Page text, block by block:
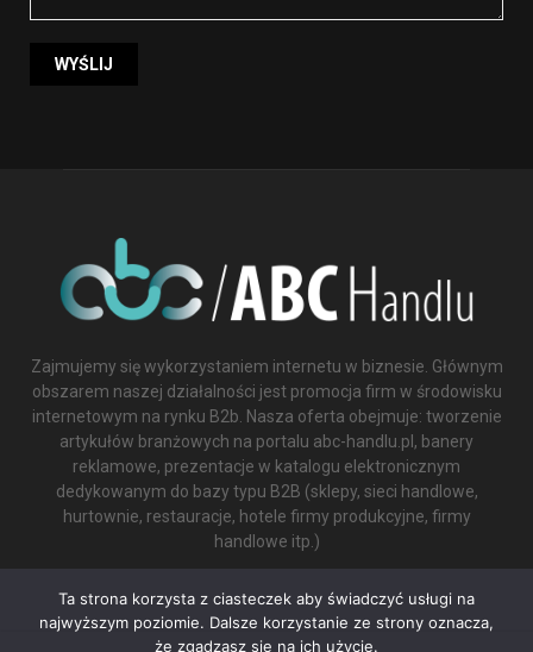
Zajmujemy się wykorzystaniem internetu w biznesie. Głównym
obszarem naszej działalności jest promocja firm w środowisku
internetowym na rynku B2b. Nasza oferta obejmuje: tworzenie
artykułów branżowych na portalu abc-handlu.pl, banery
reklamowe, prezentacje w katalogu elektronicznym
dedykowanym do bazy typu B2B (sklepy, sieci handlowe,
hurtownie, restauracje, hotele firmy produkcyjne, firmy
handlowe itp.)
Ta strona korzysta z ciasteczek aby świadczyć usługi na
najwyższym poziomie. Dalsze korzystanie ze strony oznacza,
że zgadzasz się na ich użycie.